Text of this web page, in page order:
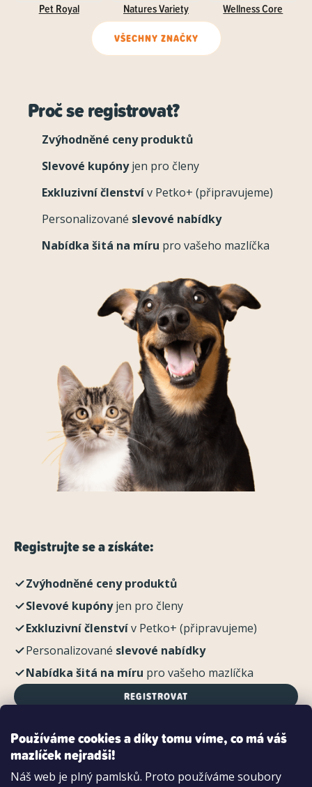
Používáme cookies a díky tomu víme, co má váš
mazlíček nejradši!
Náš web je plný pamlsků. Proto používáme soubory
Pet Royal Natures Variety Wellness Core
VŠECHNY ZNAČKY
Proč se registrovat?
Zvýhodněné ceny produktů
Slevové kupónyjen pro členy
Exkluzivní členstvív Petko+ (připravujeme)
Personalizované slevové nabídky
Nabídka šitá na míru pro vašeho mazlíčka
Registrujte se a získáte:
Zvýhodněné ceny produktů
Slevové kupónyjen pro členy
Exkluzivní členstvív Petko+ (připravujeme)
Personalizované slevové nabídky
Nabídka šitá na míru pro vašeho mazlíčka
REGISTROVAT
Možnosti platby:
Dobírkou